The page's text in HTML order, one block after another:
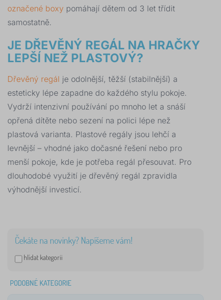
označené boxy pomáhají dětem od 3 let třídit
samostatně.
JE DŘEVĚNÝ REGÁL NA HRAČKY
LEPŠÍ NEŽ PLASTOVÝ?
Dřevěný regál je odolnější, těžší (stabilnější) a
esteticky lépe zapadne do každého stylu pokoje.
Vydrží intenzivní používání po mnoho let a snáší
opřená dítěte nebo sezení na polici lépe než
plastová varianta. Plastové regály jsou lehčí a
levnější – vhodné jako dočasné řešení nebo pro
menší pokoje, kde je potřeba regál přesouvat. Pro
dlouhodobé využití je dřevěný regál zpravidla
výhodnější investicí.
Čekáte na novinky? Napíšeme vám!
hlídat kategorii
PODOBNÉ KATEGORIE